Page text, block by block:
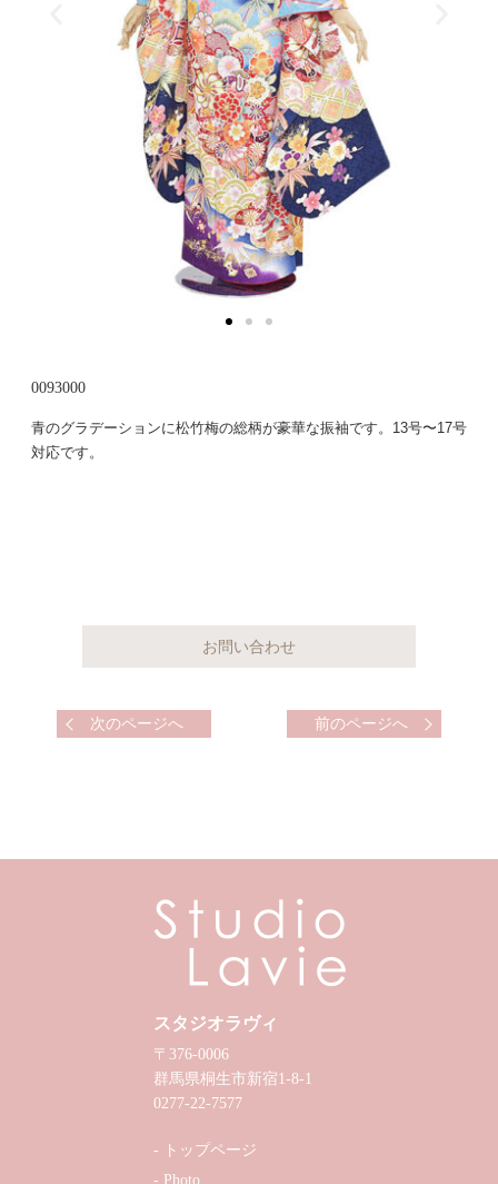
0093000
青のグラデーションに松竹梅の総柄が豪華な振袖です。13号〜17号
対応です。
次のページへ 前のページへ
スタジオラヴィ
〒376-0006
群馬県桐生市新宿1-8-1
0277-22-7577
トップページ
Photo